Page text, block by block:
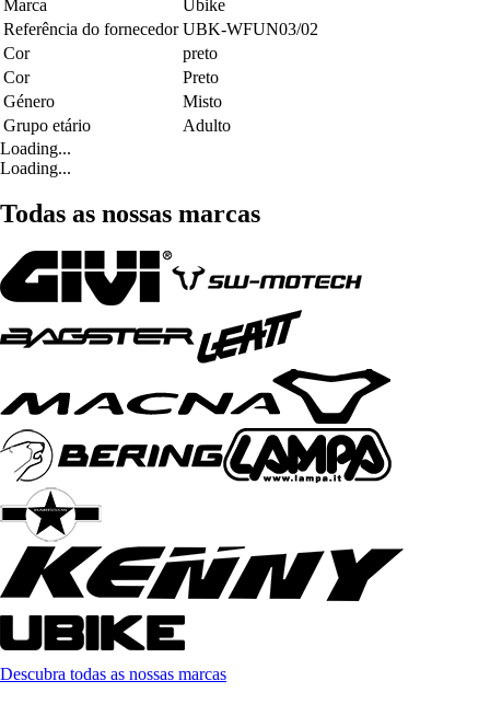
Marca
Ubike
Referência do fornecedor UBK-WFUN03/02
Cor
preto
Cor
Preto
Género
Misto
Grupo etário
Adulto
Loading...
Loading...
Todas as nossas marcas
Descubra todas as nossas marcas